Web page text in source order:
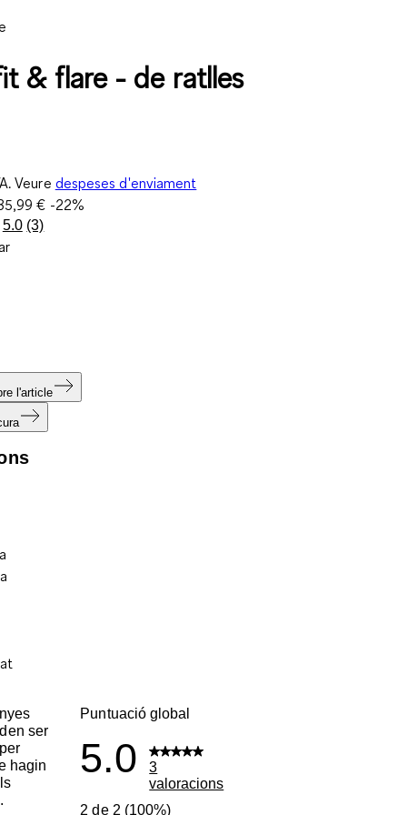
& flare - de ratlles
Veure despeses d'enviament
€ -22%
5.0 Llegeix
(3)
l'article
ser
hagin
Puntuació global
5.0
3
valoracions
2 de 2 (100%)